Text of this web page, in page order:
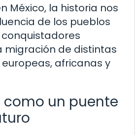
México, la historia nos
de los pueblos
migración de distintas
africanas y
como un puente